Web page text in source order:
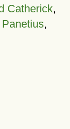
Catherick,
,